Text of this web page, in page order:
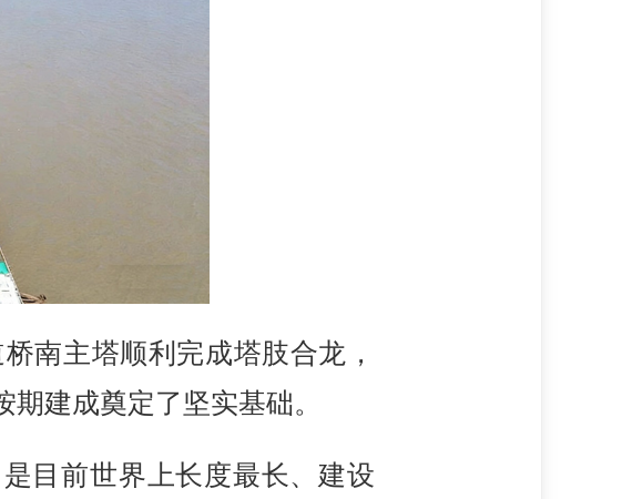
南主塔顺利完成塔肢合龙，
建成奠定了坚实基础。
目前世界上长度最长、建设